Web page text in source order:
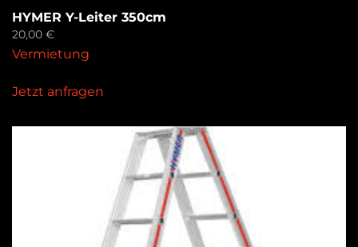
HYMER Y-Leiter 350cm
20,00 €
Vermietung
Jetzt anfragen